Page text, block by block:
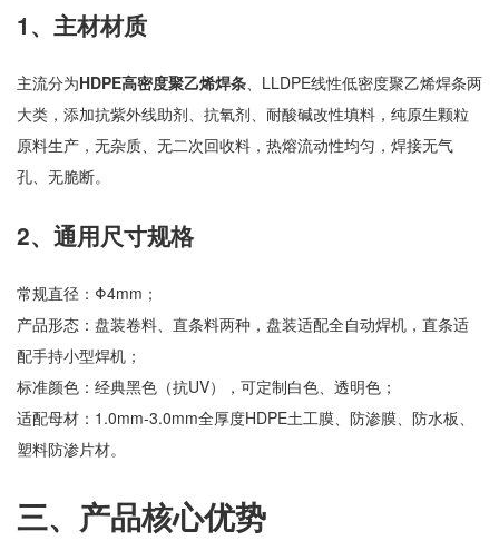
1、主材材质
主流分为HDPE高密度聚乙烯焊条、LLDPE线性低密度聚乙烯焊条两
大类，添加抗紫外线助剂、抗氧剂、耐酸碱改性填料，纯原生颗粒
原料生产，无杂质、无二次回收料，热熔流动性均匀，焊接无气
孔、无脆断。
2、通用尺寸规格
常规直径：Φ4mm；
产品形态：盘装卷料、直条料两种，盘装适配全自动焊机，直条适
配手持小型焊机；
标准颜色：经典黑色（抗UV），可定制白色、透明色；
适配母材：1.0mm-3.0mm全厚度HDPE土工膜、防渗膜、防水板、
塑料防渗片材。
三、产品核心优势